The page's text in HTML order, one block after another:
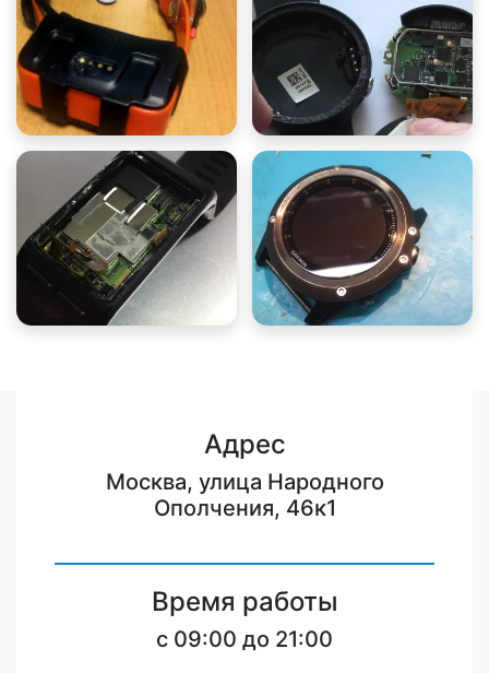
Адрес
Москва, улица Народного
Ополчения, 46к1
Время работы
c 09:00 до 21:00